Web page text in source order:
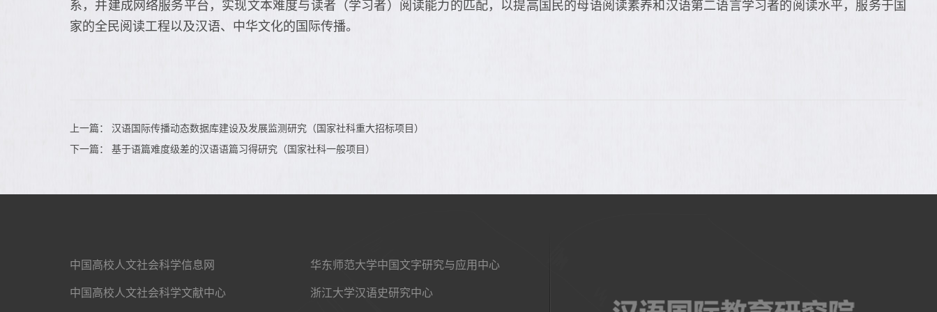
系，并建成网络服务平台，实现文本难度与读者（学习者）阅读能力的匹配，以提高国民的母语阅读素养和汉语第二语言学习者的阅读水平，服务于国
家的全民阅读工程以及汉语、中华文化的国际传播。
上一篇： 汉语国际传播动态数据库建设及发展监测研究（国家社科重大招标项目）
下一篇： 基于语篇难度级差的汉语语篇习得研究（国家社科一般项目）
中国高校人文社会科学信息网 华东师范大学中国文字研究与应用中心
中国高校人文社会科学文献中心 浙江大学汉语史研究中心